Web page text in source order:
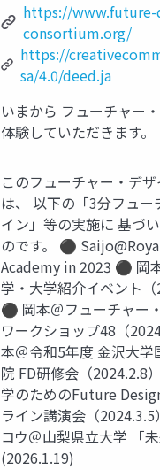
https://www.future-
consortium.org/
https://
sa/4.0/deed.ja
いまから フューチャー
体験していただきます。
このフューチャー・デ
は、 以下の「3分フュー
イン」等の実施に 基づ
のです。 ⚫
Academy in 2023 ⚫ 岡
学・大学紹介イベント（
⚫ 岡本＠フューチャー
ワークショップ48（
本＠令和5年度 金沢大学
院 FD研修会（2024.2.8
学のためのFuture
ライン講演会（
コウ＠山梨県立大学 「未
(2026.1.19)